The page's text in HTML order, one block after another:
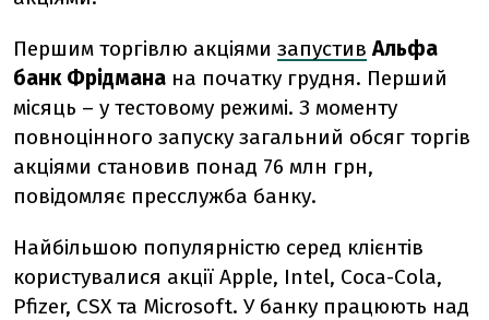
Першим торгівлю акціями запустив Альфа
банк Фрідмана на початку грудня. Перший
місяць – у тестовому режимі. З моменту
повноцінного запуску загальний обсяг торгів
акціями становив понад 76 млн грн,
повідомляє пресслужба банку.
Найбільшою популярністю серед клієнтів
користувалися акції Apple, Intel, Coca-Cola,
Pfizer, СSX та Microsoft. У банку працюють над